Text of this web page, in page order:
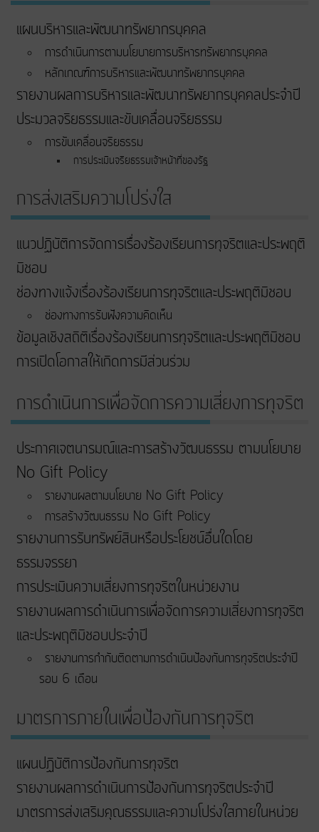
แผนบริหารและพัฒนาทรัพยากรบุคคล
การดำเนินการตามนโยบายการบริหารทรัพยากรบุคคล
หลักเกณฑ์การบริหารและพัฒนาทรัพยากรบุคคล
รายงานผลการบริหารและพัฒนาทรัพยากรบุคคลประจำปี
ประมวลจริยธรรมและขับเคลื่อนจริยธรรม
การขับเคลื่อนจริยธรรม
การประเมินจริยธรรมเจ้าหน้าที่ของรัฐ
การส่งเสริมความโปร่งใส
แนวปฏิบัติการจัดการเรื่องร้องเรียนการทุจริตและประพฤติ
มิชอบ
ช่องทางแจ้งเรื่องร้องเรียนการทุจริตและประพฤติมิชอบ
ช่องทางการรับฟังความคิดเห็น
ข้อมูลเชิงสถิติเรื่องร้องเรียนการทุจริตและประพฤติมิชอบ
การเปิดโอกาสให้เกิดการมีส่วนร่วม
การดำเนินการเพื่อจัดการความเสี่ยงการทุจริต
ประกาศเจตนารมณ์และการสร้างวัฒนธรรม ตามนโยบาย
No Gift Policy
รายงานผลตามนโยบาย No Gift Policy
การสร้างวัฒนธรรม No Gift Policy
รายงานการรับทรัพย์สินหรือประโยชน์อื่นใดโดย
ธรรมจรรยา
การประเมินความเสี่ยงการทุจริตในหน่วยงาน
รายงานผลการดำเนินการเพื่อจัดการความเสี่ยงการทุจริต
และประพฤติมิชอบประจำปี
รายงานการกำกับติดตามการดำเนินป้องกันการทุจริตประจำปี
รอบ 6 เดือน
มาตรการภายในเพื่อป้องกันการทุจริต
แผนปฏิบัติการป้องกันการทุจริต
รายงานผลการดำเนินการป้องกันการทุจริตประจำปี
มาตรการส่งเสริมคุณธรรมและความโปร่งใสภายในหน่วย